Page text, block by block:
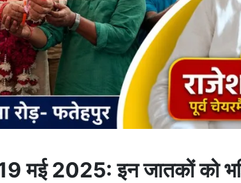
मई 2025: इन जातकों को